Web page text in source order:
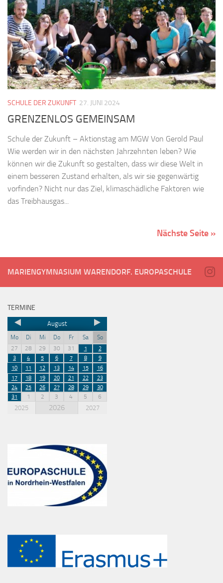
SCHULE DER ZUKUNFT 27. JUNI 2024
GRENZENLOS GEMEINSAM
Schule der Zukunft – Aktionstag am MGW Von Gerold Paul
Wie werden wir in den nächsten Jahrzehnten leben? Wie
können wir die Zukunft so gestalten, dass wir diese Welt in
einem besseren Zustand erhalten, als wir sie gegenwärtig
vorfinden? Nicht nur das Ziel, klimaschädliche Faktoren wie
das Treibhausgas...
Nächste Seite »
MARIENGYMNASIUM WARENDORF. EUROPASCHULE
TERMINE
August
Mo Di Mi Do Fr Sa
So
27
28 29 30 31 1
2
3
4 5 6 7 8
9
10
11 12 13 14 15
16
17
18 19 20 21 22
23
24
25 26 27 28 29
30
31
1 2 3 4 5 6
2025 2026 2027